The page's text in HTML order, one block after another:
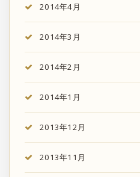
2014年4月
2014年3月
2014年2月
2014年1月
2013年12月
2013年11月